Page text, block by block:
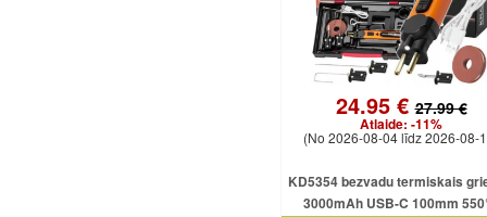
24.95 €27.99 €
Atlaide: -11%
(No 2026-08-04 līdz 2026-08-
KD5354 bezvadu termiskais
3000mAh USB-C 100mm